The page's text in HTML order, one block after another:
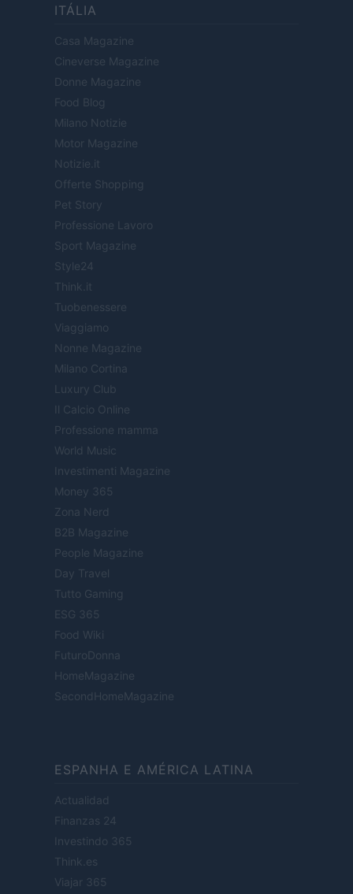
ITÁLIA
Casa Magazine
Cineverse Magazine
Donne Magazine
Food Blog
Milano Notizie
Motor Magazine
Notizie.it
Offerte Shopping
Pet Story
Professione Lavoro
Sport Magazine
Style24
Think.it
Tuobenessere
Viaggiamo
Nonne Magazine
Milano Cortina
Luxury Club
Il Calcio Online
Professione mamma
World Music
Investimenti Magazine
Money 365
Zona Nerd
B2B Magazine
People Magazine
Day Travel
Tutto Gaming
ESG 365
Food Wiki
FuturoDonna
HomeMagazine
SecondHomeMagazine
ESPANHA E AMÉRICA LATINA
Actualidad
Finanzas 24
Investindo 365
Think.es
Viajar 365